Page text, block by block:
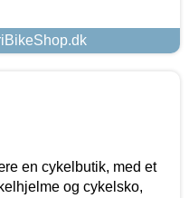
en cykelbutik, med et
og cykelsko,